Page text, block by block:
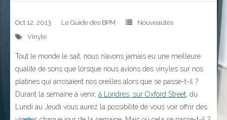
Oct 12, 2013 Le Guide des BPM
Nouveautés
Vinyle
Tout le monde le sait, nous n’avons jamais eu une meilleure
qualité de sons que lorsque nous avions des vinyles sur nos
platines qui arrosaient nos oreilles alors que se passe-t-il ?
Durant la semaine à venir, à Londres, sur Oxford Street , du
Lundi au Jeudi vous aurez la possibilité de vous voir offrir des